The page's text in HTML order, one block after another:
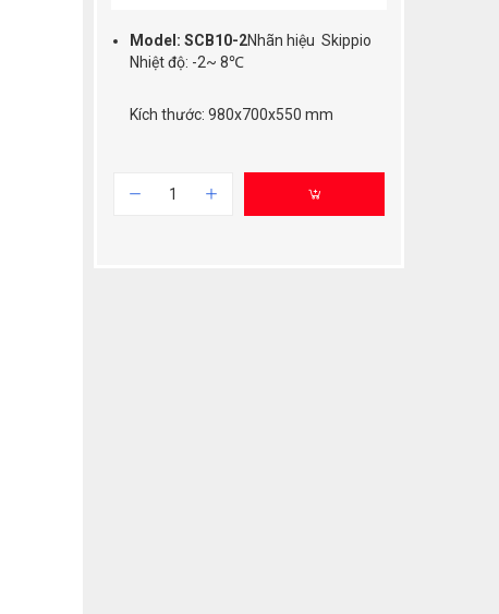
Model: SCB10-2Nhãn hiệu Skippio
Nhiệt độ: -2~ 8℃
Kích thước: 980x700x550 mm